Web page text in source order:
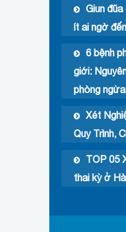
Giun
ít ai ngờ đến
6 bệnh
giới:
phòng ngừa
Xét
Quy Trình,
TOP 05
thai kỳ ở